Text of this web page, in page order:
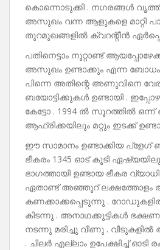
കൊന്നൊടുക്കി . നഗരങ്ങൾ
അസുഖം വന്ന ആളുകളെ മാറ്റി
തുറമുഖങ്ങളിൽ ക്വറന്റീൻ
പതിനെട്ടാം നൂറ്റാണ്ട്
അസുഖം ഉണ്ടാക്കും എന്ന ബോധം
പിന്നെ അതിന്റെ അണുവിനെ
ബയോട്ടിക്കുകൾ ഉണ്ടായി .
കേട്ടോ . 1994 ൽ സൂറത്തിൽ ഒന്ന്
ആഫ്രിക്കയിലും മറ്റും ഇടക്ക്
ഈ സാമാനം ഉണ്ടാക്കിയ പ്ളേഗ്
ഭീകരം 1345 ഓട് കൂടി
ഭാഗത്തായി ഉണ്ടായ ഭീകര
ഏതാണ്ട് അഞ്ഞൂറ് ലക്ഷത്തോളം
കണക്കാക്കപ്പെടുന്നു .
കിടന്നു . അനാഥക്കുട്ടികൾ
നടന്നു മരിച്ചു വീണു .
. ചിലർ എല്ലാം ഉപേക്ഷിച്ച് ഓടി